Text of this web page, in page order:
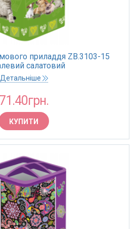
приладдя ZB.3103-15
салатовий
Детальніше
71.40грн.
КУПИТИ